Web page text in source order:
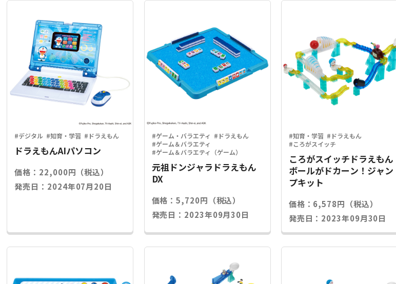
#デジタル #知育・学習 #ドラえもん
ドラえもんAIパソコン
価格：22,000円（税込）
発売日：2024年07月20日
#ゲーム・バラエティ #ドラえもん
#ゲーム＆バラエティ
#ゲーム＆バラエティ（ゲーム）
元祖ドンジャラドラえもん
DX
価格：5,720円（税込）
発売日：2023年09月30日
#知育・学習 #ドラえもん
#ころがスイッチ
ころがスイッチドラえもん
ボールがドカーン！ジャン
プキット
価格：6,578円（税込）
発売日：2023年09月30日